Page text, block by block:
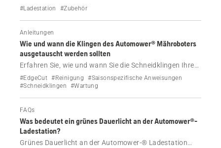
Husqvarna Automower® Garage, die Ihren Mähroboter
#Ladestation #Zubehör
Anleitungen
Wie und wann die Klingen des Automower® Mähroboters
ausgetauscht werden sollten
Erfahren Sie, wie und wann Sie die Schneidklingen Ihres
Automower® Mähroboters mit oder ohne EdgeCut
austauschen sollten.
#EdgeCut #Reinigung
#Saisonspezifische Anweisungen
#Schneidklingen
#Wartung
FAQs
Was bedeutet ein grünes Dauerlicht an der Automower®-
Ladestation?
Grünes Dauerlicht an der Automower-® Ladestation